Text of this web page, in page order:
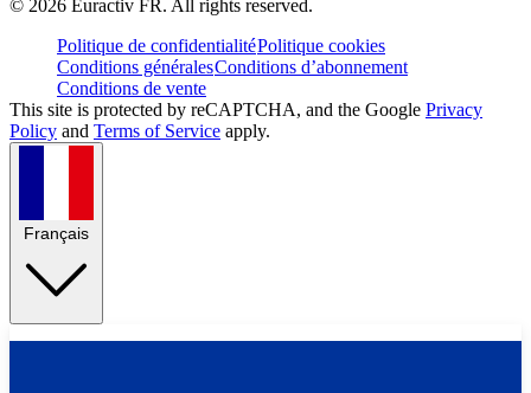
© 2026 Euractiv FR. All rights reserved.
Politique de confidentialitéPolitique cookies
Conditions généralesConditions d’abonnement
Conditions de vente
This site is protected by reCAPTCHA, and the Google Privacy
Policy and Terms of Service apply.
Français